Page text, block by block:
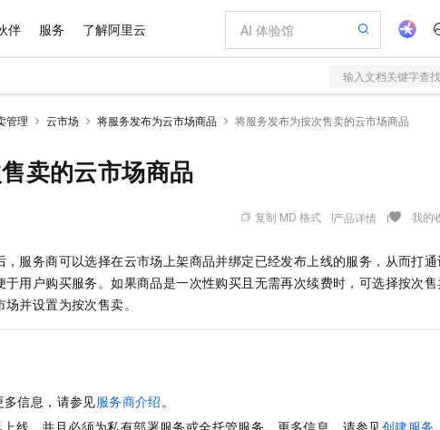
伴 服务 了解阿里云
输入文档关键字查找
管理 云市场 将服务发布为云市场商品 将服务发布为按次售卖的云市场商品
卖的云市场商品
复制 MD 格式 产品详情 我的
服务商可以选择在云市场上架商品并绑定已经发布上线的服务，从而打
用户购买服务。如果商品是一次性购买且无需再次续费时，可选择按次
并设置为按次售卖。
信息，请参见服务商介绍。
大模型服务平台百炼
Kimi-K3 NEW
Kimi 最新旗舰模型，长程编程与推理利器
GLM-5.2
1M上下文，专为长程任务能力而生
HappyHorse-1.1-T2V
提供智能易用的域名与建站服务
人工智能平台 PAI 大模型
一站式AI开发、训练和推理服务
Qoder CN
Qoder
面向真实软件的智能体编程平台
上传文档即自动完成翻译和格式还原
Hermes Agent，打造自进化智能体
自主进化，持久记忆，越用越聪明
Claude Code + GStack 打造工程团队
轻松解锁专属 DeepSeek-V4-Pro
5 分钟轻松部署专属 QwenPaw
AI 特惠
至高享 1亿+免费 tokens，加速 Al 应用落地
Token Plan 模型订阅计划 NEW
Qwen3.8-Max 首发尝鲜，限时加量 10 倍，夜间低至2折
千问办公，限时限量积分加倍
Night Plan 支持 Qwen 3.8-Max NEW
AI 场景体验
从图文生成到视频创作，一键激活电商
AI 广告创作
图文、视频一站生成，高效打造优质
AI 办公
价格计算器
自助选配和估算价格
价格优势
配置报价器
数据与 API
手机三要素
OCR 文字识别
发票查验
企业应用
基础软件
JAVA
成为产品伙伴
产品生态伙伴
产品伙伴合作计划
云网络合作计划
企业增值服务
专家技术服务
企业成长
服务实践
阿里云认证
信息公告
官网公告
最佳实践
云上奥运之旅
看见新力量
金融模力时刻
市场活动
魔搭 ModelScope